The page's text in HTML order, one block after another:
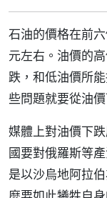
石油的價格在前
元左右。油價的
跌，和低油價所
些問題就要從油
媒體上對油價下
國要對俄羅斯等
是以沙烏地阿拉